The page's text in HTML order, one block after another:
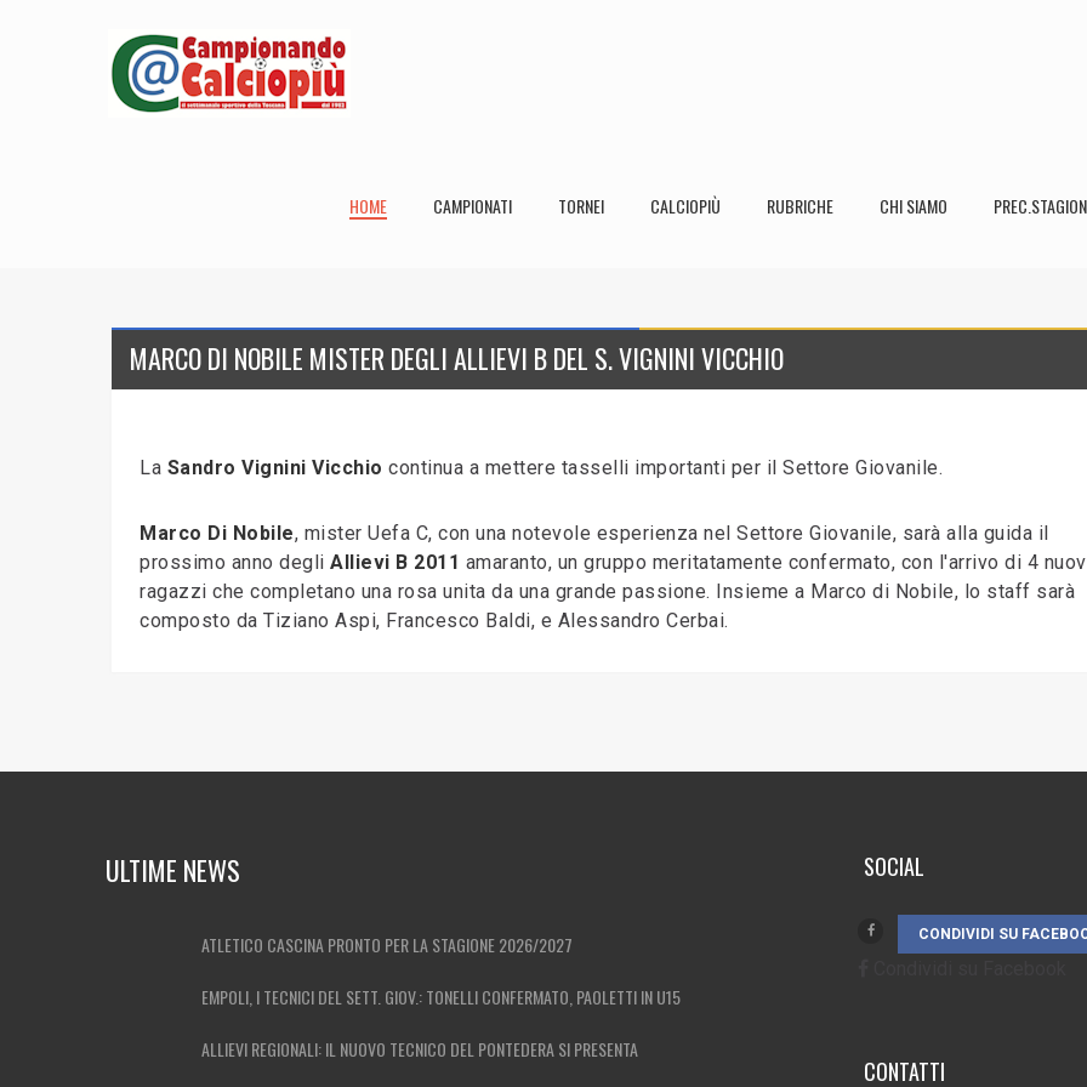
HOME CAMPIONATI TORNEI CALCIOPIÙ RUBRICHE CHI SIAMO
MARCO DI NOBILE MISTER DEGLI ALLIEVI B DEL S. VIGNINI VICCHIO
La Sandro Vignini Vicchio continua a mettere tasselli importanti per il Settore Giovanile.
Marco Di Nobile, mister Uefa C, con una notevole esperienza nel Settore Giovanile, sarà alla guida il
prossimo anno degli Allievi B 2011 amaranto, un gruppo meritatamente confermato, con l'arrivo di 4
ragazzi che completano una rosa unita da una grande passione. Insieme a Marco di Nobile, lo staff sarà
composto da Tiziano Aspi, Francesco Baldi, e Alessandro Cerbai.
ULTIME NEWS
ATLETICO CASCINA PRONTO PER LA STAGIONE 2026/2027
EMPOLI, I TECNICI DEL SETT. GIOV.: TONELLI CONFERMATO, PAOLETTI IN U15
ALLIEVI REGIONALI: IL NUOVO TECNICO DEL PONTEDERA SI PRESENTA
SOCIAL
CONDIVIDI SU
CONTATTI